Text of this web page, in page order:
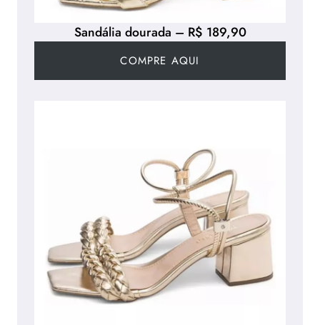
Sandália dourada – R$ 189,90
COMPRE AQUI